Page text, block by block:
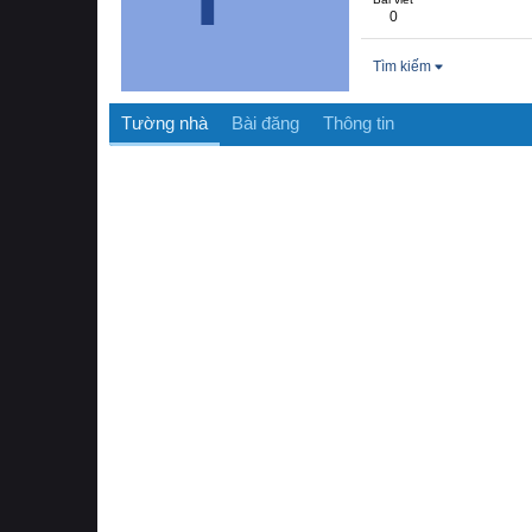
0
Tìm kiếm
Tường nhà Bài đăng Thông tin